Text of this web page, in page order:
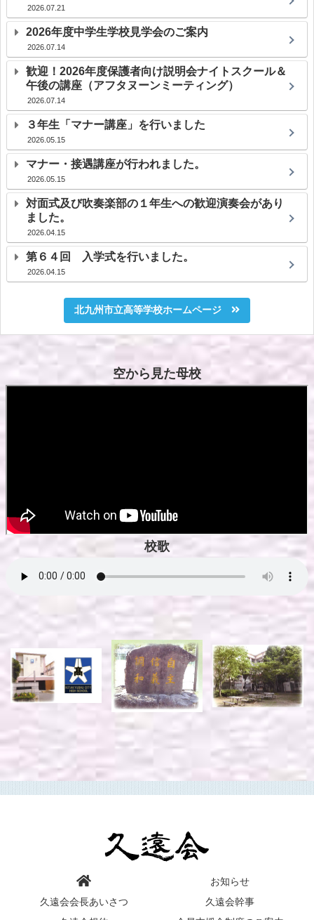
2026.07.21
2026年度中学生学校見学会のご案内
2026.07.14
歓迎！2026年度保護者向け説明会ナイトスクール＆
午後の講座（アフタヌーンミーティング）
2026.07.14
３年生「マナー講座」を行いました
2026.05.15
マナー・接遇講座が行われました。
2026.05.15
対面式及び吹奏楽部の１年生への歓迎演奏会があり
ました。
2026.04.15
第６４回 入学式を行いました。
2026.04.15
北九州市立高等学校ホームページ
空から見た母校
校歌
お知らせ
久遠会会長あいさつ
久遠会幹事